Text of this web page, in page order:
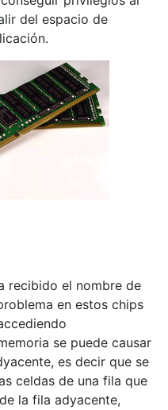
del espacio de
recibido el nombre de
en estos chips
se puede causar
es decir que se
celdas de una fila que
la fila adyacente,